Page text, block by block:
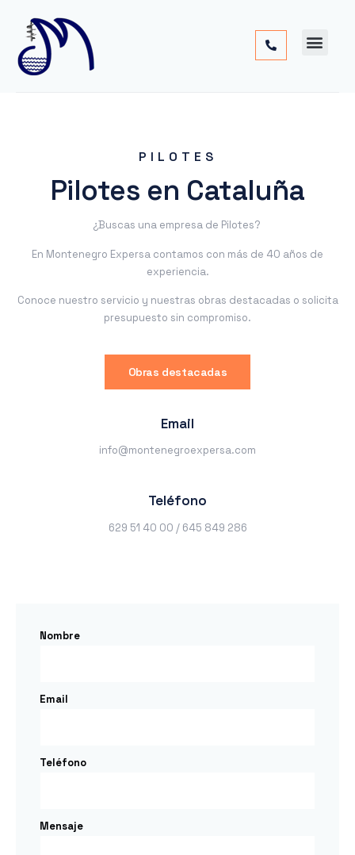
PILOTES
Pilotes en Cataluña
¿Buscas una empresa de Pilotes?
En Montenegro Expersa contamos con más de 40 años de
experiencia.
Conoce nuestro servicio y nuestras obras destacadas o solicita
presupuesto sin compromiso.
Obras destacadas
Email
info@montenegroexpersa.com
Teléfono
629 51 40 00 / 645 849 286
Nombre
Email
Teléfono
Mensaje